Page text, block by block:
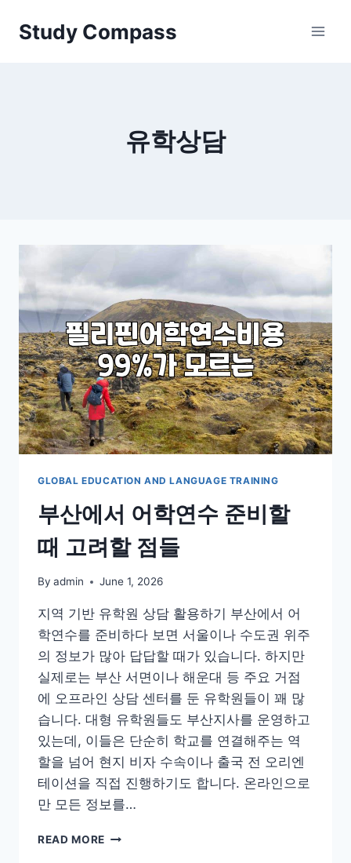
Study Compass
유학상담
GLOBAL EDUCATION AND LANGUAGE TRAINING
부산에서 어학연수 준비할
때 고려할 점들
By admin June 1, 2026
지역 기반 유학원 상담 활용하기 부산에서 어
학연수를 준비하다 보면 서울이나 수도권 위주
의 정보가 많아 답답할 때가 있습니다. 하지만
실제로는 부산 서면이나 해운대 등 주요 거점
에 오프라인 상담 센터를 둔 유학원들이 꽤 많
습니다. 대형 유학원들도 부산지사를 운영하고
있는데, 이들은 단순히 학교를 연결해주는 역
할을 넘어 현지 비자 수속이나 출국 전 오리엔
테이션을 직접 진행하기도 합니다. 온라인으로
만 모든 정보를…
READ MORE